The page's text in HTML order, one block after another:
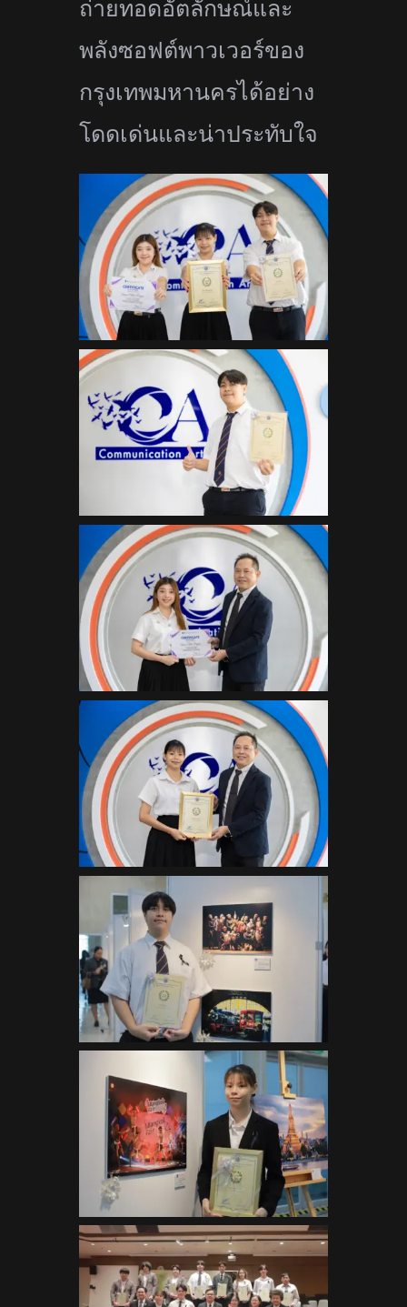
ถ่ายทอดอัตลักษณ์และ
พลังซอฟต์พาวเวอร์ของ
กรุงเทพมหานครได้อย่าง
โดดเด่นและน่าประทับใจ